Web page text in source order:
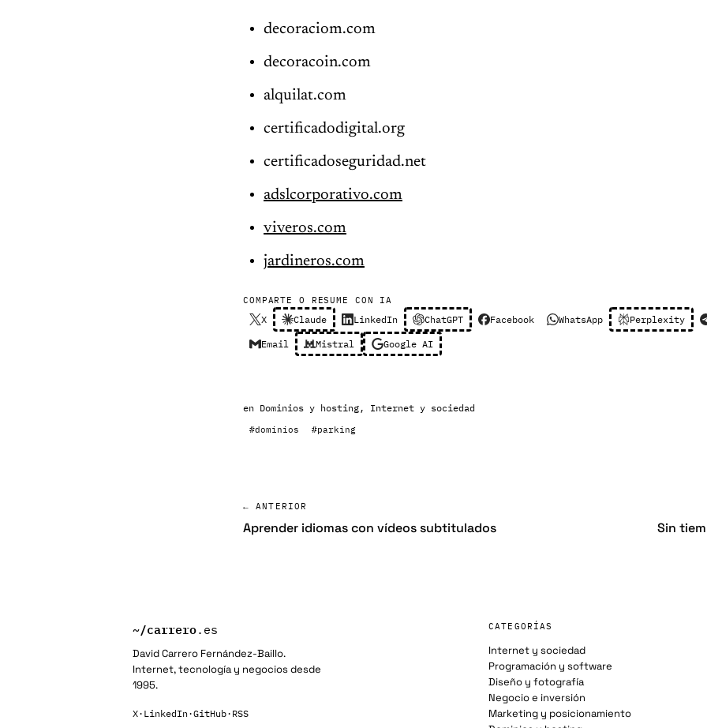
decoraciom.com
decoracoin.com
alquilat.com
certificadodigital.org
certificadoseguridad.net
adslcorporativo.com
viveros.com
jardineros.com
COMPARTE O RESUME CON IA
X Claude LinkedIn ChatGPT Facebook WhatsApp Perplexity
Email Mistral Google AI
en Dominios y hosting, Internet y sociedad
#dominios #parking
← ANTERIOR
Aprender idiomas con vídeos subtitulados Sin
~/carrero.es
David Carrero Fernández-Baillo.
Internet, tecnología y negocios desde
1995.
X· LinkedIn·GitHub· RSS
CATEGORÍAS
Internet y sociedad
Programación y software
Diseño y fotografía
Negocio e inversión
Marketing y posicionamiento